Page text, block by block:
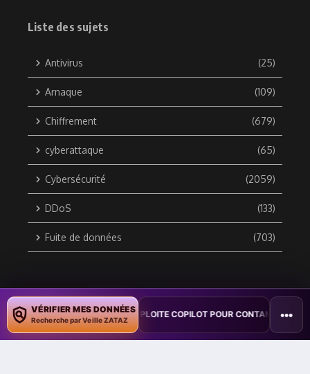
Liste des sujets
Antivirus (25)
Arnaque (109)
Chiffrement (679)
cyberattaque (65)
Cybersécurité (2059)
DDoS (133)
Fuite de données (703)
Copyright © 2010 / 2026 DATA SECURITY BREACH - Groupe
ZATAZ Média
VÉRIFIER MES DONNÉES
Recherche par Veille ZATAZ
: UN VER WORD EXPLOITE COPILOT POUR CONTAMINER DES •••